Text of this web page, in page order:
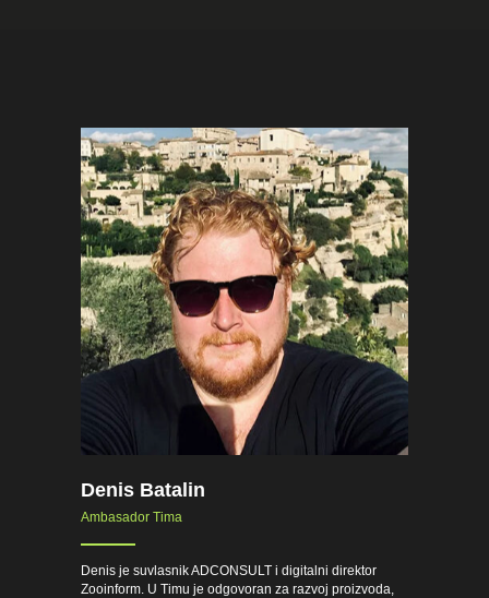
Denis Batalin
Ambasador Tima
Denis je suvlasnik ADCONSULT i digitalni direktor
Zooinform. U Timu je odgovoran za razvoj proizvoda,